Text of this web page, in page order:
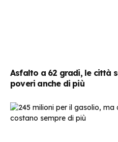
Asfalto a 62 gradi, le città
poveri anche di più